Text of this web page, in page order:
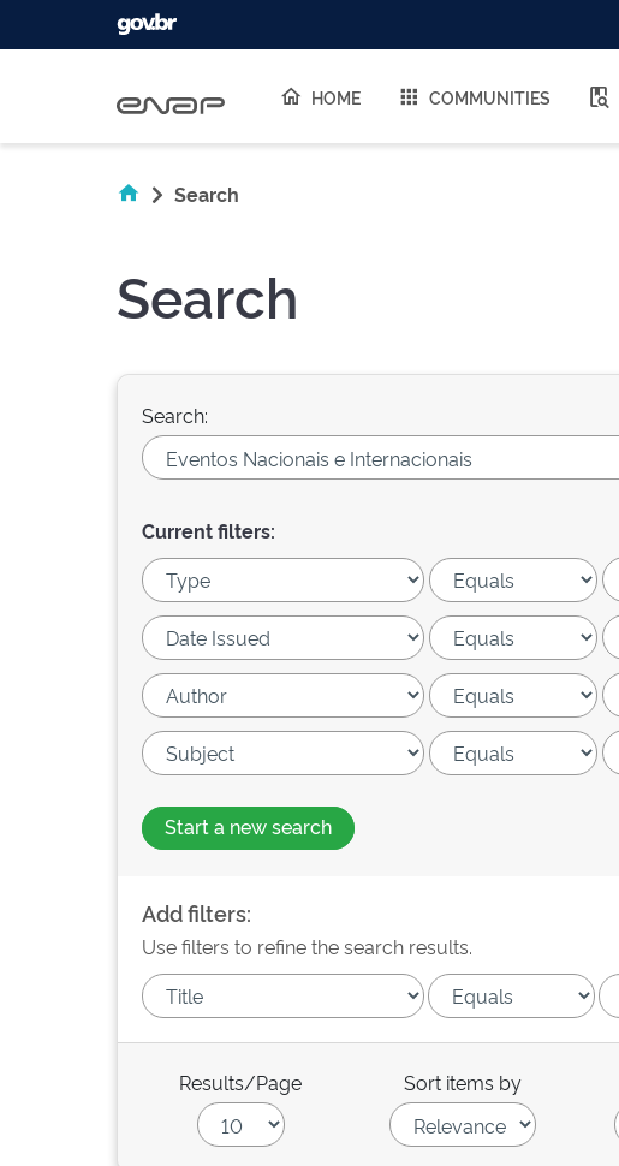
HOME COMMUNITIES
Search
Search
Search:
Current filters:
Start a new search
Add filters:
Use filters to refine the search results.
Results/Page Sort items by